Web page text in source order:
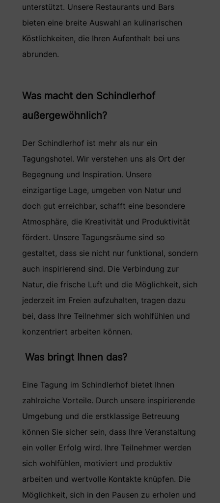
unterstützt. Unsere Restaurants und Bars
bieten eine breite Auswahl an kulinarischen
Köstlichkeiten, die Ihren Aufenthalt bei uns
abrunden.
Was macht den Schindlerhof
außergewöhnlich?
Der Schindlerhof ist mehr als nur ein
Tagungshotel. Wir verstehen uns als Ort der
Begegnung und Inspiration. Unsere
einzigartige Lage, umgeben von Natur und
doch gut erreichbar, schafft eine besondere
Atmosphäre, die Kreativität und Produktivität
fördert. Unsere Tagungsräume sind so
gestaltet, dass sie nicht nur funktional, sondern
auch inspirierend sind. Die Verbindung zur
Natur, die frische Luft und die Möglichkeit, sich
jederzeit im Freien aufzuhalten, tragen dazu
bei, dass Ihre Teilnehmer sich wohlfühlen und
konzentriert arbeiten können.
Was bringt Ihnen das?
Eine Tagung im Schindlerhof bietet Ihnen
zahlreiche Vorteile. Durch unsere inspirierende
Umgebung und die erstklassige Betreuung
können Sie sicher sein, dass Ihre Veranstaltung
ein voller Erfolg wird. Ihre Teilnehmer werden
sich wohlfühlen, motiviert und produktiv
arbeiten und wertvolle Kontakte knüpfen. Die
Möglichkeit, sich in den Pausen zu erholen und